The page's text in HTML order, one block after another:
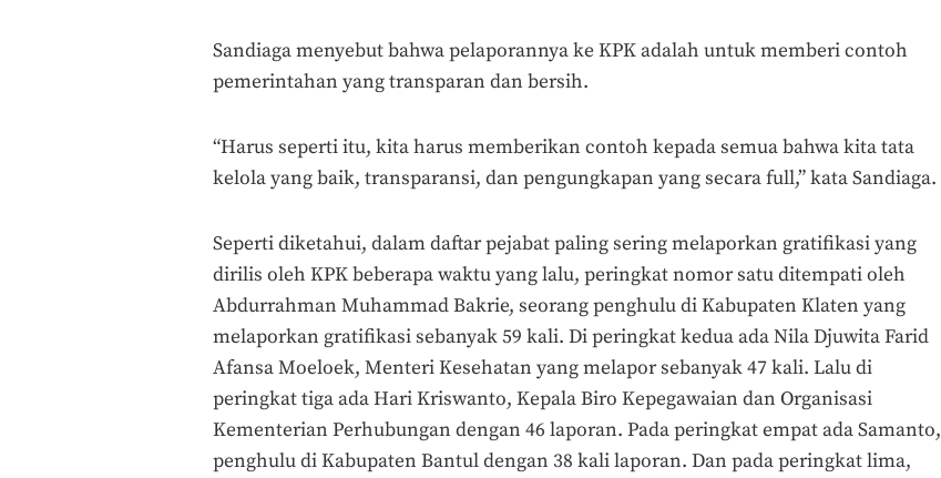
Sandiaga menyebut bahwa pelaporannya ke KPK adalah untuk memberi contoh
pemerintahan yang transparan dan bersih.
“Harus seperti itu, kita harus memberikan contoh kepada semua bahwa kita tata
kelola yang baik, transparansi, dan pengungkapan yang secara full,” kata Sandiaga.
Seperti diketahui, dalam daftar pejabat paling sering melaporkan gratifikasi yang
dirilis oleh KPK beberapa waktu yang lalu, peringkat nomor satu ditempati oleh
Abdurrahman Muhammad Bakrie, seorang penghulu di Kabupaten Klaten yang
melaporkan gratifikasi sebanyak 59 kali. Di peringkat kedua ada Nila Djuwita Farid
Afansa Moeloek, Menteri Kesehatan yang melapor sebanyak 47 kali. Lalu di
peringkat tiga ada Hari Kriswanto, Kepala Biro Kepegawaian dan Organisasi
Kementerian Perhubungan dengan 46 laporan. Pada peringkat empat ada Samanto,
penghulu di Kabupaten Bantul dengan 38 kali laporan. Dan pada peringkat lima,